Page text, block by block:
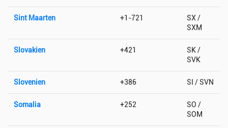
Sint Maarten +1-721
SX /
SXM
Slovakien +421
SK /
SVK
Slovenien +386 SI / SVN
Somalia +252
SO /
SOM